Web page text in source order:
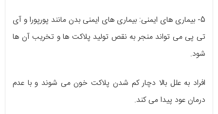
5- بیماری های ایمنی: بیماری های ایمنی بدن مانند پورپورا و آی
تی پی می تواند منجر به نقص تولید پلاکت ها و تخریب آن ها
شود.
افراد به علل بالا دچار کم شدن پلاکت خون می شوند و با عدم
درمان عود پیدا می کند.